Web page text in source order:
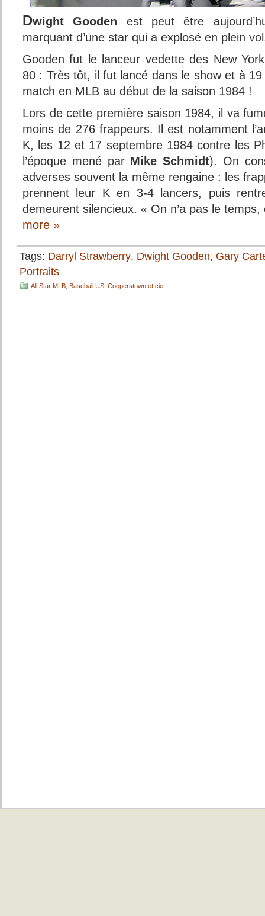
Dwight Gooden est peut être
marquant d’une star qui a explosé en plein
Gooden fut le lanceur vedette des New
80 : Très tôt, il fut lancé dans le show et à
match en MLB au début de la saison 1984 !
Lors de cette première saison 1984, il va
moins de 276 frappeurs. Il est notamment
K, les 12 et 17 septembre 1984 contre les
l’époque mené par Mike Schmidt). On
adverses souvent la même rengaine : les
prennent leur K en 3-4 lancers, puis
demeurent silencieux. « On n’a pas le
more »
Tags: Darryl Strawberry, Dwight Gooden, Gary
Portraits
All Star MLB Baseball US Cooperstown et cie.